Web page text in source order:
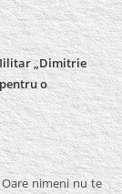
„Dimitrie
o
nimeni nu te